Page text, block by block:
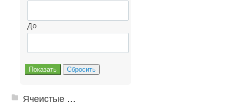
До
Ячеистые грязезащитные покрытия